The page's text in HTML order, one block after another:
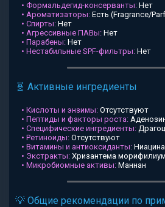
• Формальдегид-консерванты: Нет
• Ароматизаторы: Есть (Fragrance/
• Спирты: Нет
• Агрессивные ПАВы: Нет
• Парабены: Нет
• Нестабильные SPF-фильтры: Нет
🧬 Активные ингредиенты
• Кислоты и энзимы: Отсутствуют
• Пептиды и факторы роста:
• Специфические ингредиенты:
• Ретиноиды: Отсутствуют
• Витамины и антиоксиданты:
• Экстракты: Хризантема
• Микробиомные активы: Маннан
💡 Общие рекомендации по